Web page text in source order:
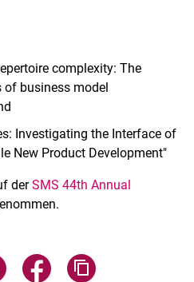
complexity: The
business model
Investigating the Interface of
New Product Development"
derSMS 44th Annual
E-Mail teilen
Seite über WhatsApp teilen
Seite über Facebook